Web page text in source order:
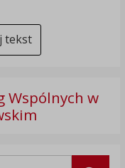
tekst
Wspólnych w